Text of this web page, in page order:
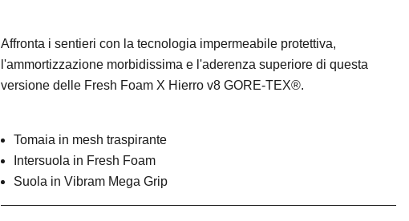
Affronta i sentieri con la tecnologia impermeabile protettiva,
l'ammortizzazione morbidissima e l'aderenza superiore di questa
versione delle Fresh Foam X Hierro v8 GORE-TEX®.
Tomaia in mesh traspirante
Intersuola in Fresh Foam
Suola in Vibram Mega Grip